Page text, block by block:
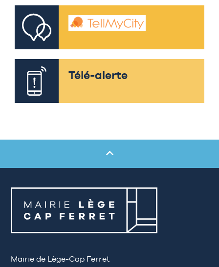
Télé-alerte
Mairie de Lège-Cap Ferret